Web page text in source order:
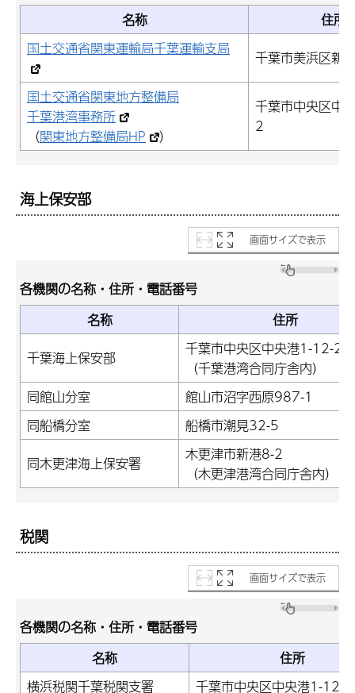
名称
住所
国土交通省関東運輸局千葉運輸支局
千葉市美浜区新
国土交通省関東地方整備局
千葉港湾事務所
（関東地方整備局HP ）
千葉市中央区中
2
海上保安部
画面サイズで表示
各機関の名称・住所・電話番号
名称
住所
千葉海上保安部
千葉市中央区中央港1-12-2
（千葉港湾合同庁舎内）
同館山分室
館山市沼字西原987-1
同船橋分室
船橋市潮見32-5
同木更津海上保安署
木更津市新港8-2
（木更津港湾合同庁舎内）
税関
画面サイズで表示
各機関の名称・住所・電話番号
名称
住所
横浜税関千葉税関支署
千葉市中央区中央港1-12-2